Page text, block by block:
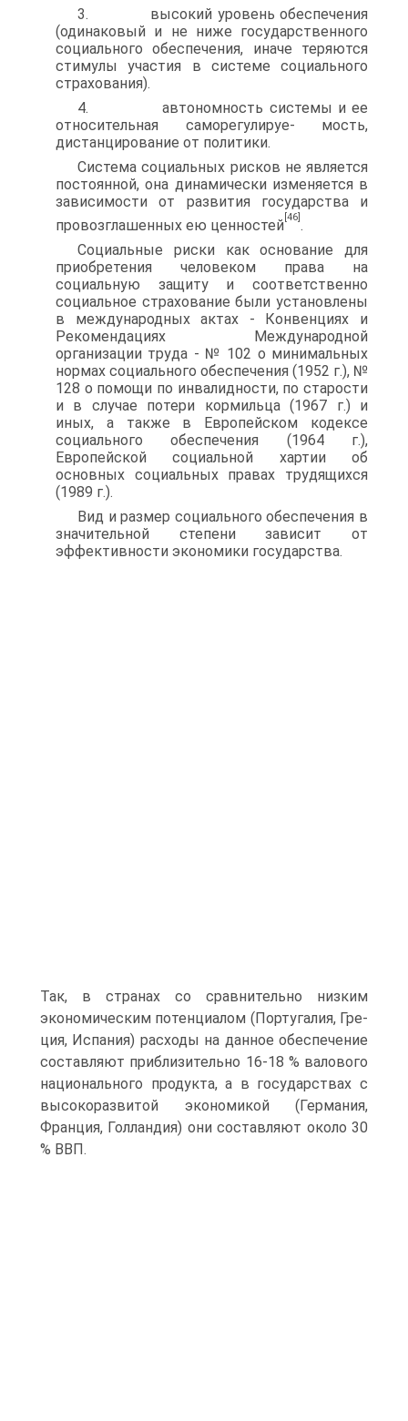
3. высокий уровень обеспечения
(одинаковый и не ниже госу­дарственного
социального обеспечения, иначе теряются
стимулы участия в системе социального
страхования).
4. автономность системы и ее
относительная саморегулируе- мость,
дистанцирование от политики.
Система социальных рисков не является
постоянной, она дина­мически изменяется в
зависимости от развития государства и
провоз­глашенных ею ценностей
[46]
.
Социальные риски как основание для
приобретения человеком права на
социальную защиту и соответственно
социальное страхова­ние были установлены
в международных актах - Конвенциях и
Реко­мендациях Международной
организации труда - № 102 о минималь­ных
нормах социального обеспечения (1952 г.), №
128 о помощи по инвалидности, по старости
и в случае потери кормильца (1967 г.) и
иных, а также в Европейском кодексе
социального обеспечения (1964 г.),
Европейской социальной хартии об
основных социальных правах трудящихся
(1989 г.).
Вид и размер социального обеспечения в
значительной степени зависит от
эффективности экономики государства.
Так, в странах со сравнительно низким
экономическим потенциалом (Португалия, Гре­
ция, Испания) расходы на данное обеспечение
составляют приблизи­тельно 16-18 % валового
национального продукта, а в государствах с
высокоразвитой экономикой (Германия,
Франция, Голландия) они составляют около 30
% ВВП.